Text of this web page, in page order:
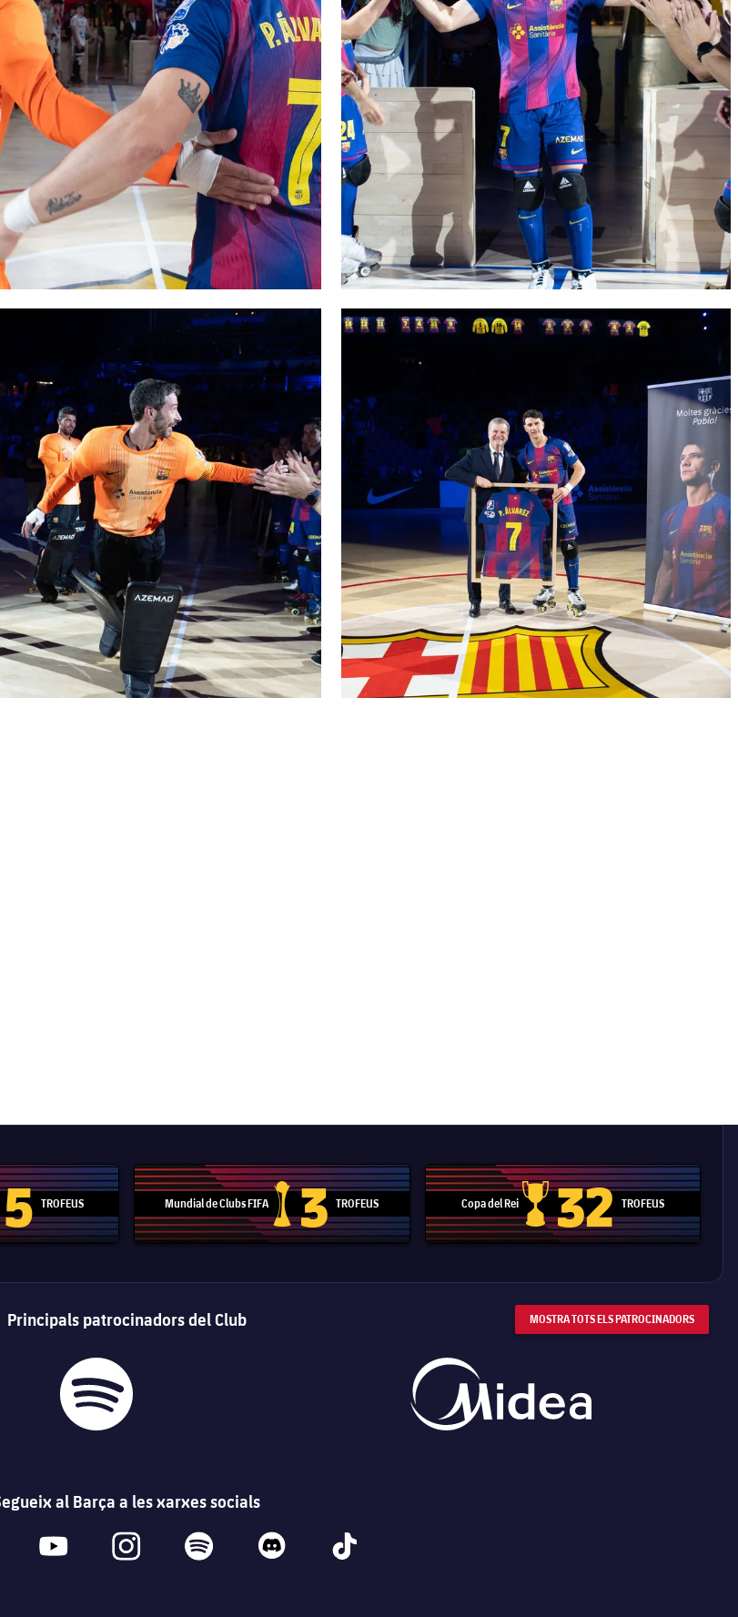
FC Barcelona club badge
de la Lliga de Campions
5 TROFEUS Mundial de Clubs FIFA
Trofeu del Mundial de Clubs
3 TROFEUS Copa del Rei
Copa del Rei
32 TROFEUS
Principals patrocinadors del Club MOSTRA TOTS ELS PATROCINADORS
al Barça a les xarxes socials
youtube instagram spotify discord tiktok